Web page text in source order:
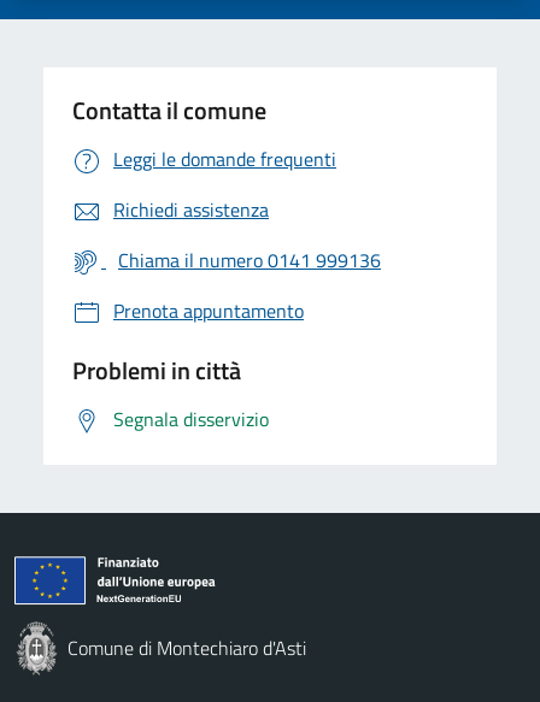
Contatta il comune
Leggi le domande frequenti
Richiedi assistenza
Chiama il numero 0141 999136
Prenota appuntamento
Problemi in città
Segnala disservizio
Comune di Montechiaro d'Asti